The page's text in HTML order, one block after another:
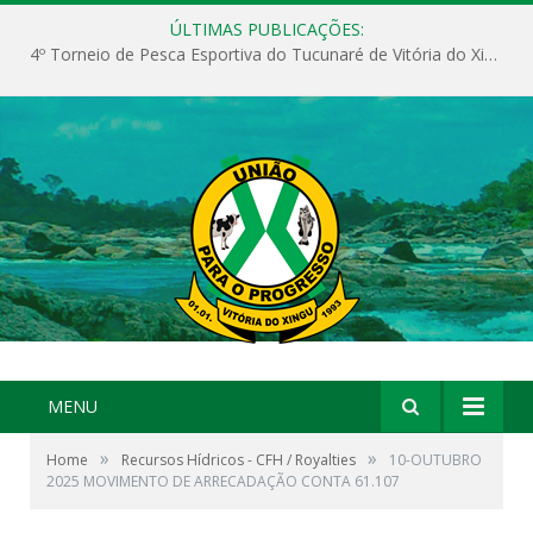
ÚLTIMAS PUBLICAÇÕES:
4º Torneio de Pesca Esportiva do Tucunaré de Vitória do Xingu
MENU
Home » Recursos Hídricos - CFH / Royalties »
10-OUTUBRO
2025 MOVIMENTO DE ARRECADAÇÃO CONTA 61.107